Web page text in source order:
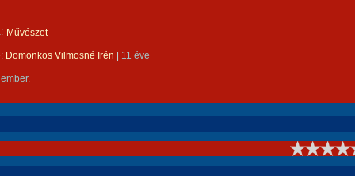
Művészet
Domonkos Vilmosné Irén 11 éve